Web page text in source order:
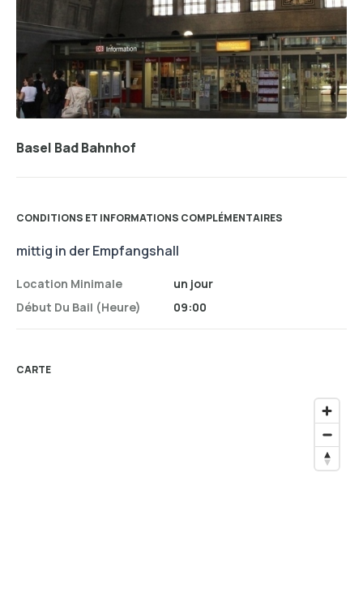
Basel Bad Bahnhof
CONDITIONS ET INFORMATIONS COMPLÉMENTAIRES
mittig in der Empfangshall
Location Minimale
Début Du Bail (heure)
un jour
09:00
CARTE